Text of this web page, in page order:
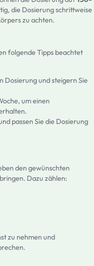
die Dosierung schrittweise
zu achten.
folgende Tipps beachtet
Dosierung und steigern Sie
um einen
passen Sie die Dosierung
den gewünschten
Dazu zählen:
zu nehmen und